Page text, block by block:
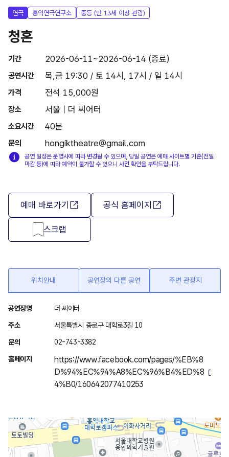
연극 홍익연극연구소 중등 (만 13세 이상 관람)
청혼
기간 2026-06-11~2026-06-14 (종료)
공연시간 목,금 19:30 / 토 14시, 17시 / 일 14시
가격 전석 15,000원
장소 서울 | 더 씨어터
소요시간 40분
문의 hongiktheatre@gmail.com
공연 일정은 운영사에 따라 변경될 수 있으며, 당일 공연은 예매 사이트별 기준(전일
마감 등)에 따라 예약이 불가할 수 있으니 사전 확인을 부탁드립니다.
예매 바로가기 공식 홈페이지
스크랩
위치안내 공연장의 다른 공연 주변 관광지
위
치
안
공연장명 더 씨어터
주소 서울특별시 종로구 대학로3길 10
문의 02-743-3382
홈페이지
https://www.facebook.com/pages/%EB%8
D%94%EC%94%A8%EC%96%B4%ED%8
4%B0/160642077410253